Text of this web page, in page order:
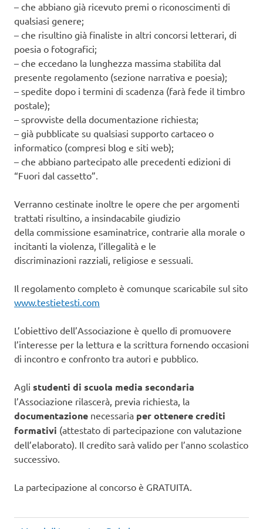
– che abbiano già ricevuto premi o riconoscimenti di
qualsiasi genere;
– che risultino già finaliste in altri concorsi letterari, di
poesia o fotografici;
– che eccedano la lunghezza massima stabilita dal
presente regolamento (sezione narrativa e poesia);
– spedite dopo i termini di scadenza (farà fede il timbro
postale);
– sprovviste della documentazione richiesta;
– già pubblicate su qualsiasi supporto cartaceo o
informatico (compresi blog e siti web);
– che abbiano partecipato alle precedenti edizioni di
“Fuori dal cassetto”.
Verranno cestinate inoltre le opere che per argomenti
trattati risultino, a insindacabile giudizio
della commissione esaminatrice, contrarie alla morale o
incitanti la violenza, l’illegalità e le
discriminazioni razziali, religiose e sessuali.
Il regolamento completo è comunque scaricabile sul sito
www.testietesti.com
L’obiettivo dell’Associazione è quello di promuovere
l’interesse per la lettura e la scrittura fornendo occasioni
di incontro e confronto tra autori e pubblico.
Agli studenti di scuola media secondaria
l’Associazione rilascerà, previa richiesta, la
documentazione necessaria per ottenere crediti
formativi (attestato di partecipazione con valutazione
dell’elaborato). Il credito sarà valido per l’anno scolastico
successivo.
La partecipazione al concorso è GRATUITA.